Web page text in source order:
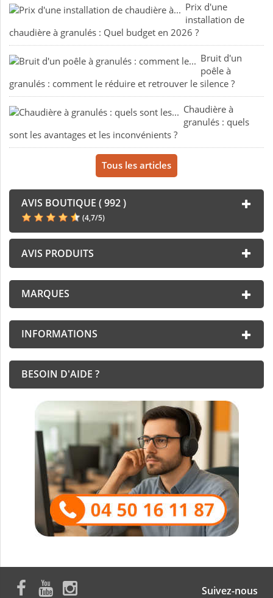
Prix d'une
installation de
chaudière à granulés : Quel budget en 2026 ?
Bruit d'un
poêle à
granulés : comment le réduire et retrouver le silence ?
Chaudière à
granulés : quels
sont les avantages et les inconvénients ?
Tous les articles
AVIS BOUTIQUE ( 992 )
(4,7/5)
AVIS PRODUITS
MARQUES
INFORMATIONS
BESOIN D'AIDE ?
Suivez-nous